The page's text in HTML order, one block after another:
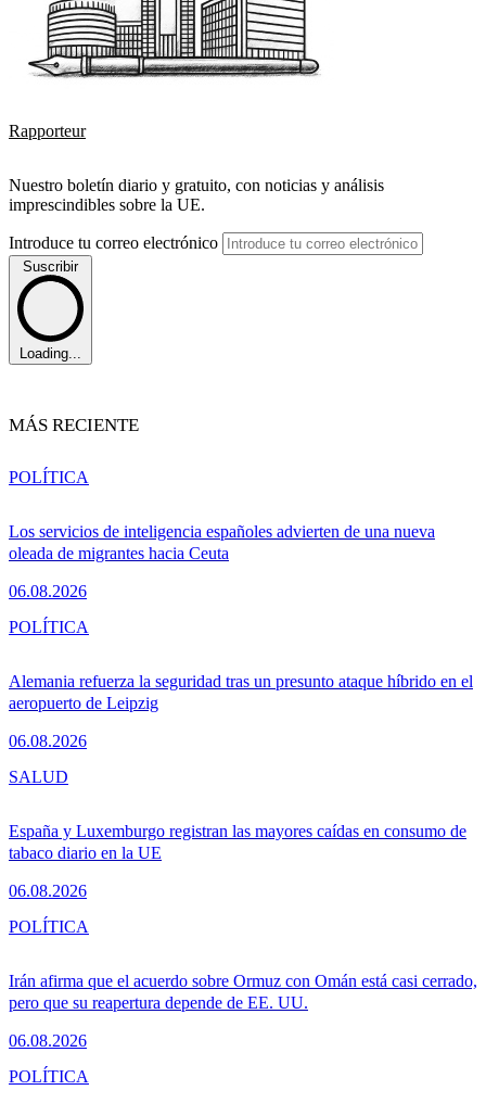
Rapporteur
Nuestro boletín diario y gratuito, con noticias y análisis
imprescindibles sobre la UE.
Introduce tu correo electrónico
Suscribir
Loading...
MÁS RECIENTE
Los servicios de inteligencia españoles advierten de una nueva
oleada de migrantes hacia Ceuta
06.08.2026
POLÍTICA
Alemania refuerza la seguridad tras un presunto ataque híbrido en el
aeropuerto de Leipzig
06.08.2026
POLÍTICA
España y Luxemburgo registran las mayores caídas en consumo de
tabaco diario en la UE
06.08.2026
SALUD
Irán afirma que el acuerdo sobre Ormuz con Omán está casi cerrado,
pero que su reapertura depende de EE. UU.
06.08.2026
POLÍTICA
POLÍTICA